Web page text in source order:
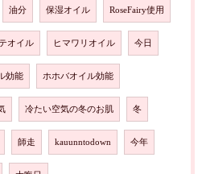
油分 保湿オイル RoseFairy使用
オイル ヒマワリオイル 今日
効能 ホホバオイル効能
冷たい空気の冬のお肌 冬
師走 kauunntodown 今年